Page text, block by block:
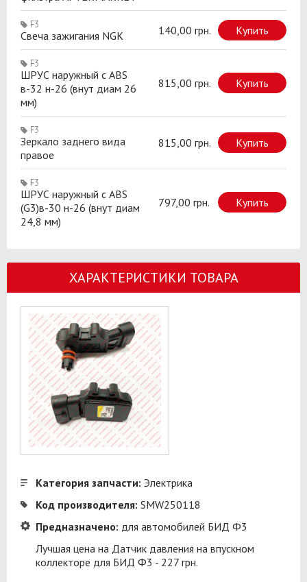
F3
Свеча зажигания NGK 140,00 грн. Купить
F3
ШРУС наружный с ABS
в-32 н-26 (внут диам 26
мм)
815,00 грн. Купить
F3
Зеркало заднего вида
правое
815,00 грн. Купить
F3
ШРУС наружный с ABS
(G3)в-30 н-26 (внут диам
24,8 мм)
797,00 грн. Купить
ХАРАКТЕРИСТИКИ ТОВАРА
Категория запчасти: Электрика
Код производителя: SMW250118
Предназначено: для автомобилей БИД Ф3
Лучшая цена на Датчик давления на впускном
коллекторе для БИД Ф3 - 227 грн.